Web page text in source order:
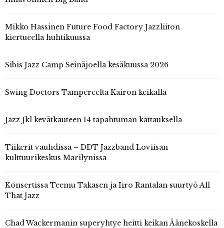
Mikko Hassinen Future Food Factory Jazzliiton
kiertueella huhtikuussa
Sibis Jazz Camp Seinäjoella kesäkuussa 2026
Swing Doctors Tampereelta Kairon keikalla
Jazz Jkl kevätkauteen 14 tapahtuman kattauksella
Tiikerit vauhdissa – DDT Jazzband Loviisan
kulttuurikeskus Marilynissa
Konsertissa Teemu Takasen ja Iiro Rantalan suurtyö All
That Jazz
Chad Wackermanin superyhtye heitti keikan Äänekoskella